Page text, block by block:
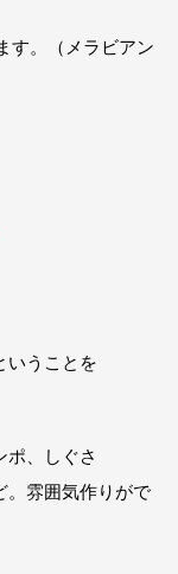
す。（メラビアン
いうことを
、しぐさ
。雰囲気作りがで